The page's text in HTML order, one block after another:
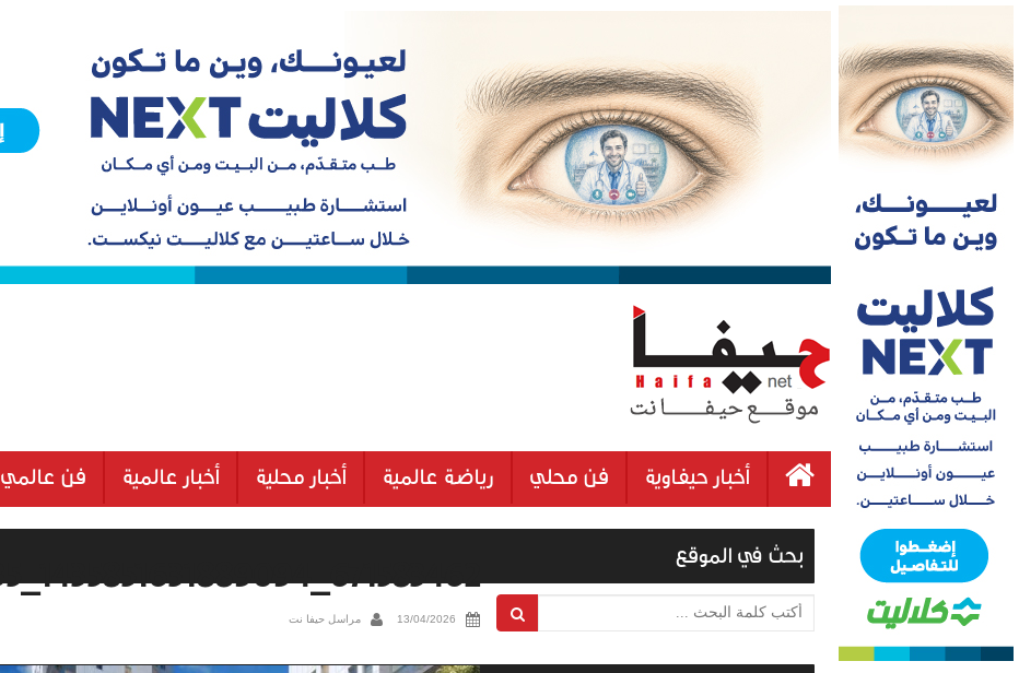
أخبار حيفاوية فن محلي رياضة عالمية أخبار محلية أخبار عالمية فن عالمي
671583462_1435851631889094_2098537544949620135_n
13/04/2026 مراسل حيفا نت
بحث في الموقع
أكتب كلمة البحث ...